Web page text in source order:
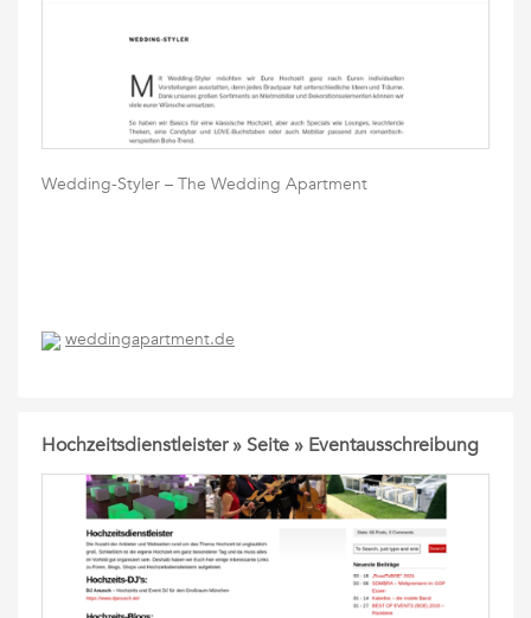
Wedding-Styler – The Wedding Apartment
weddingapartment.de
Hochzeitsdienstleister » Seite » Eventausschreibung